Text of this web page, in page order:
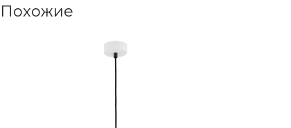
Похожие